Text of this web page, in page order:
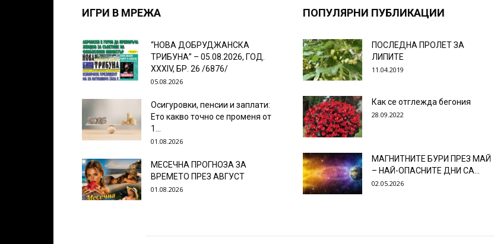
ИГРИ В МРЕЖА
“НОВА ДОБРУДЖАНСКА
ТРИБУНА” – 05.08.2026, ГОД.
XXХIV, БР. 26 /6876/
05.08.2026
Осигуровки, пенсии и заплати:
Ето какво точно се променя от
1...
01.08.2026
МЕСЕЧНА ПРОГНОЗА ЗА
ВРЕМЕТО ПРЕЗ АВГУСТ
01.08.2026
ПОПУЛЯРНИ ПУБЛИКАЦИИ
ПОСЛЕДНА ПРОЛЕТ ЗА
ЛИПИТЕ
11.04.2019
Как се отглежда бегония
28.09.2022
МАГНИТНИТЕ БУРИ ПРЕЗ МАЙ
– НАЙ-ОПАСНИТЕ ДНИ СА…
02.05.2026